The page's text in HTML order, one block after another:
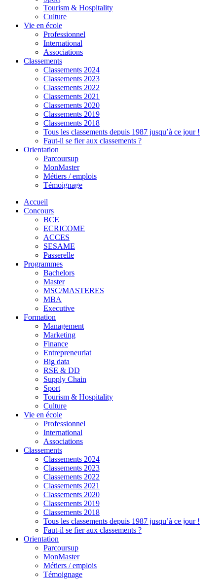
Tourism & Hospitality
Culture
Vie en école
Professionnel
International
Associations
Classements
Classements 2024
Classements 2023
Classements 2022
Classements 2021
Classements 2020
Classements 2019
Classements 2018
Tous les classements depuis 1987 jusqu’à ce jour !
Faut-il se fier aux classements ?
Orientation
Parcoursup
MonMaster
Métiers / emplois
Témoignage
Accueil
Concours
BCE
ECRICOME
ACCES
SESAME
Passerelle
Programmes
Bachelors
Master
MSC/MASTERES
MBA
Executive
Formation
Management
Marketing
Finance
Entrepreneuriat
Big data
RSE & DD
Supply Chain
Sport
Tourism & Hospitality
Culture
Vie en école
Professionnel
International
Associations
Classements
Classements 2024
Classements 2023
Classements 2022
Classements 2021
Classements 2020
Classements 2019
Classements 2018
Tous les classements depuis 1987 jusqu’à ce jour !
Faut-il se fier aux classements ?
Orientation
Parcoursup
MonMaster
Métiers / emplois
Témoignage